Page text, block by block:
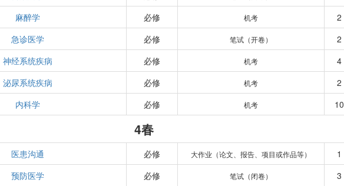
麻醉学 必修 机考 2
急诊医学 必修 笔试（开卷） 2
神经系统疾病 必修 机考 4
泌尿系统疾病 必修 机考 2
内科学 必修 机考 10
4春
医患沟通 必修 大作业（论文、报告、项目或作品等） 1
预防医学 必修 笔试（闭卷） 3